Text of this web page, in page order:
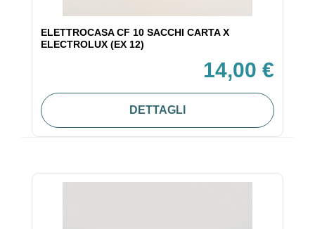
ELETTROCASA CF 10 SACCHI CARTA X
ELECTROLUX (EX 12)
14,00 €
DETTAGLI